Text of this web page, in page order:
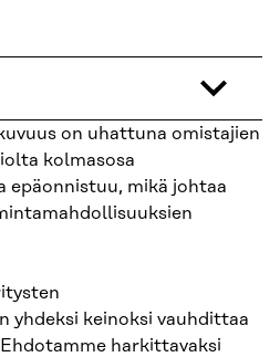
on uhattuna omistajien
kolmasosa
epäonnistuu, mikä johtaa
yhdeksi keinoksi vauhdittaa
harkittavaksi